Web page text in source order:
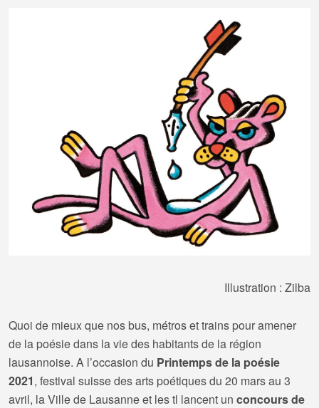
Illustration : Zilba
Quoi de mieux que nos bus, métros et trains pour amener
de la poésie dans la vie des habitants de la région
lausannoise. A l’occasion du Printemps de la poésie
2021, festival suisse des arts poétiques du 20 mars au 3
avril, la Ville de Lausanne et les tl lancent un concours de